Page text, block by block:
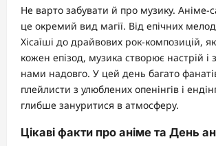
Не варто забувати й про музику.
це окремий вид магії. Від епічних
Хісаїші до драйвових рок-композицій,
кожен епізод, музика створює настрій і
нами надовго. У цей день багато
плейлисти з улюблених опенінгів і
глибше зануритися в атмосферу.
Цікаві факти про аніме та День